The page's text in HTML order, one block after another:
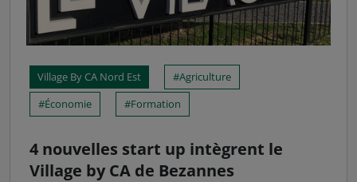
Village By CA Nord Est
Agriculture
Économie
Formation
4 nouvelles start up intègrent le
Village by CA de Bezannes